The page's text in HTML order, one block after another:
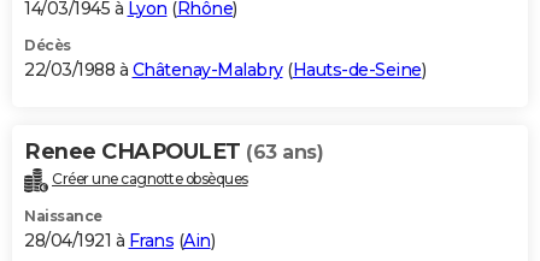
14/03/1945 à Lyon (Rhône)
Décès
22/03/1988 à Châtenay-Malabry(Hauts-de-Seine)
Renee CHAPOULET (63 ans)
Créer une cagnotte obsèques
Naissance
28/04/1921 à Frans (Ain)